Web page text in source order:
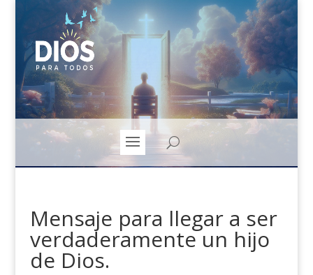
Mensaje para llegar a ser
verdaderamente un hijo
de Dios.